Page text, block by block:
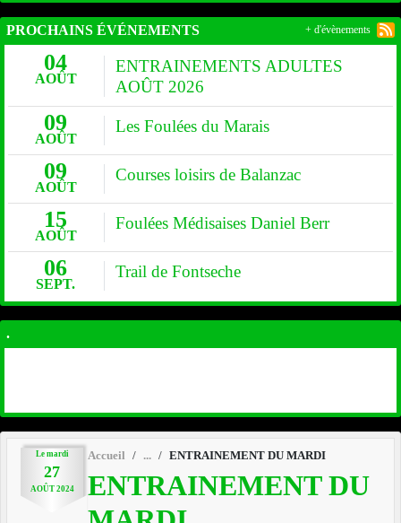
Le mardi
27
AOÛT 2024
Accueil ENTRAINEMENT DU MARDI
ENTRAINEMENT DU
PROCHAINS ÉVÉNEMENTS
04
AOÛT
ENTRAINEMENTS ADULTES
AOÛT 2026
09
AOÛT
Les Foulées du Marais
09
AOÛT
Courses loisirs de Balanzac
15
AOÛT
Foulées Médisaises Daniel Berr
06
SEPT.
Trail de Fontseche
+ d'évènements
.